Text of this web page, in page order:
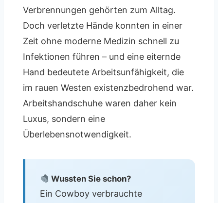
Verbrennungen gehörten zum Alltag.
Doch verletzte Hände konnten in einer
Zeit ohne moderne Medizin schnell zu
Infektionen führen – und eine eiternde
Hand bedeutete Arbeitsunfähigkeit, die
im rauen Westen existenzbedrohend war.
Arbeitshandschuhe waren daher kein
Luxus, sondern eine
Überlebensnotwendigkeit.
Wussten Sie schon?
Ein Cowboy verbrauchte